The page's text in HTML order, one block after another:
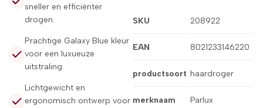
sneller en efficiënter
drogen.
Prachtige Galaxy Blue kleur
voor een luxueuze
uitstraling.
Lichtgewicht en
ergonomisch ontwerp voor
SKU 208922
EAN 8021233146220
productsoort haardroger
merknaam Parlux